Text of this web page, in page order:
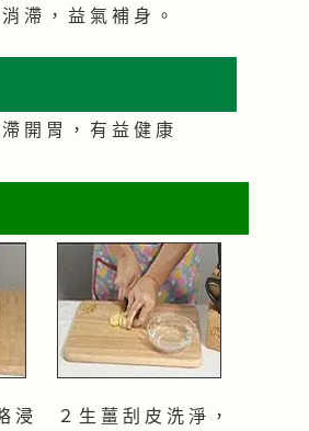
滯 ， 益 氣 補 身 。
開 胃 ， 有 益 健 康
浸
２ 生 薑 刮 皮 洗 淨 ，